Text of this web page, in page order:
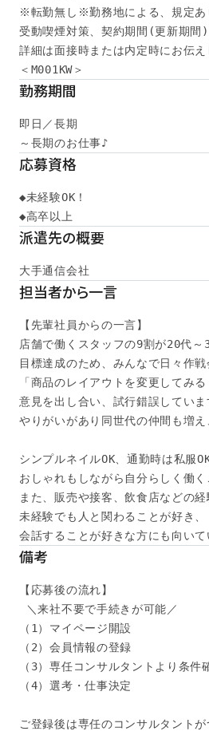
※転勤無し※勤務地による、規定あ
受動喫煙対策、契約期間(更新期間
詳細は面接時または内定時にお伝え
＜M001KW＞
勤務期間
即日／長期
～長期のお仕事♪
応募資格
◆未経験OK！
◆高卒以上
派遣先の概要
大手通信会社
担当者から一言
【先輩社員からの一言】
店舗で働くスタッフの9割が20代～
目標達成のため、みんなで日々作
「商品のレイアウトを変更してみ
意見を出し合い、試行錯誤してい
やりがいがあり同世代の仲間も増え
シンプルネイルOK、通勤時は私服
おしゃれもしながら自分らしく働く
また、販売や接客、飲食店などの
未経験でも人と関わることが好き、
会話することが好きな方にも向い
備考
【応募後の流れ】
＼来社不要で手続きが可能／
（1）マイページ開設
（2）会員情報の登録
（3）専任コンサルタントより条件
（4）選考・仕事決定
ご登録後は専任のコンサルタントが